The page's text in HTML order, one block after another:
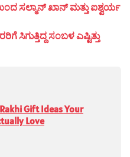
ಸಲ್ಮಾನ್ ಖಾನ್ ಮತ್ತು ಐಶ್ವರ್ಯ
ಸಿಗುತ್ತಿದ್ದ ಸಂಬಳ ಎಷ್ಟಿತ್ತು
Gift Ideas Your
Love